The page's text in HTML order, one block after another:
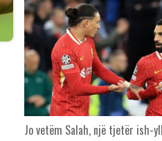
Jo vetëm Salah, një tjetër ish-